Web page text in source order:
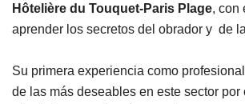
Hôtelière du Touquet-Paris Plage, con
aprender los secretos del obrador y de
Su primera experiencia como
de las más deseables en este sector por